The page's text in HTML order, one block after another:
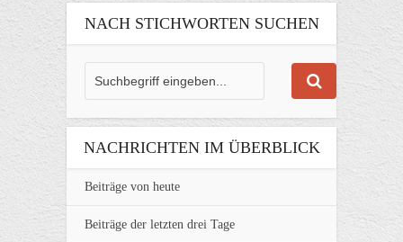
NACH STICHWORTEN SUCHEN
NACHRICHTEN IM ÜBERBLICK
Beiträge von heute
Beiträge der letzten drei Tage